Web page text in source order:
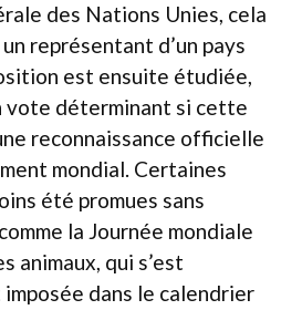
des Nations Unies, cela
représentant d’un pays
est ensuite étudiée,
vote déterminant si cette
reconnaissance officielle
mondial. Certaines
été promues sans
la Journée mondiale
animaux, qui s’est
dans le calendrier